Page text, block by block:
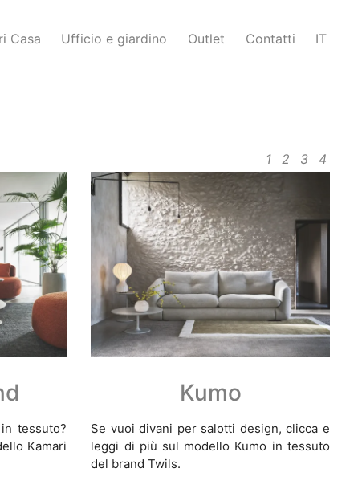
Casa Ufficio e giardino Outlet Contatti IT
1 2 3 4
tessuto?
Kamari
Kumo
Se vuoi divani per salotti design, clicca e
leggi di più sul modello Kumo in tessuto
del brand Twils.